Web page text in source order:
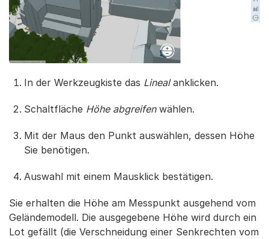
In der Werkzeugkiste das Linealanklicken.
Schaltfläche Höhe abgreifenwählen.
Mit der Maus den Punkt auswählen, dessen Höhe
Sie benötigen.
Auswahl mit einem Mausklick bestätigen.
Sie erhalten die Höhe am Messpunkt ausgehend vom
Geländemodell. Die ausgegebene Höhe wird durch ein
Lot gefällt (die Verschneidung einer Senkrechten vom